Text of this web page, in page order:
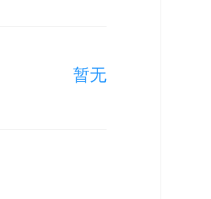
暂无